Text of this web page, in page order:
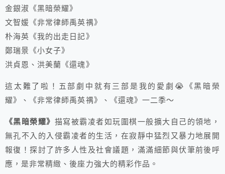
金銀淑《黑暗榮耀》
文智媛《非常律師禹英禑》
朴海英《我的出走日記》
鄭瑞景《小女子》
洪貞恩、洪美蘭《還魂》
這太難了啦！五部劇中就有三部是我的愛劇😭《黑暗榮
耀》、《非常律師禹英禑》、《還魂》一二季～
《黑暗榮耀》 描寫被霸凌者如玩圍棋一般擴大自己的領地，
無孔不入的入侵霸凌者的生活，在寂靜中猛烈又暴力地展開
報復！探討了許多人性及社會議題，滿滿細節與伏筆前後呼
應，是非常精緻、後座力強大的精彩作品。